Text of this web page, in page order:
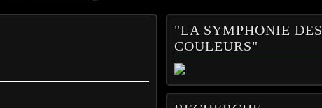
"LA SYMPHONIE DES
COULEURS"